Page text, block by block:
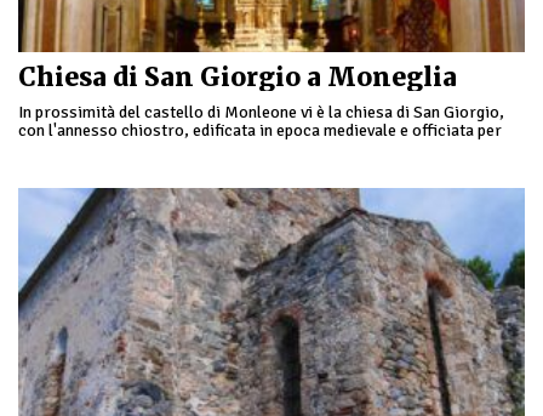
Chiesa di San Giorgio a Moneglia
In prossimità del castello di Monleone vi è la chiesa di San Giorgio,
con l'annesso chiostro, edificata in epoca medievale e officiata per